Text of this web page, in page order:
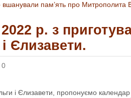
вшанували пам’ять про
р. з
Єлизавети.
0
і Єлизавети, пропонуємо